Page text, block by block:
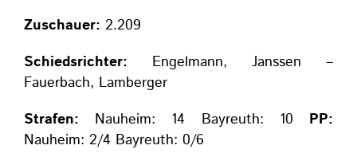
Zuschauer: 2.209
Schiedsrichter: Engelmann, Janssen –
Fauerbach, Lamberger
Strafen: Nauheim: 14 Bayreuth: 10 PP:
Nauheim: 2/4 Bayreuth: 0/6